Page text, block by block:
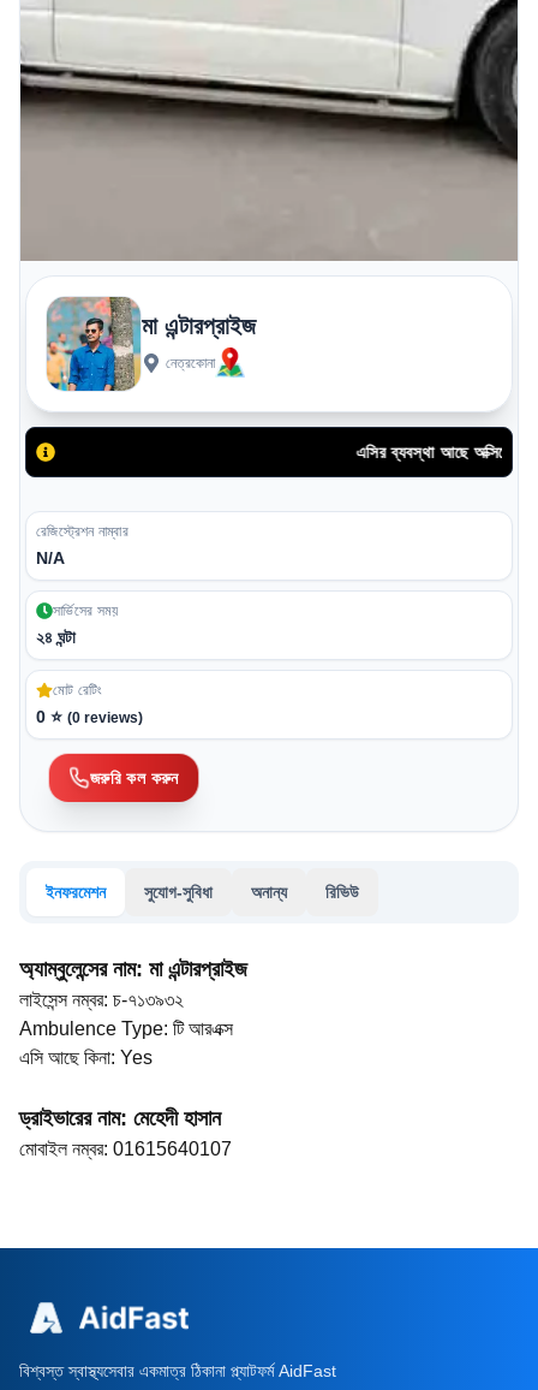
মা এন্টারপ্রাইজ
নেত্রকোনা
এসির ব্যবস্থা আছে অক্সিজেনের
রেজিস্ট্রেশন নাম্বার
N/A
সার্ভিসের সময়
২৪ ঘন্টা
মোট রেটিং
0 ⭐ (0 reviews)
জরুরি কল করুন
ইনফরমেশন সুযোগ-সুবিধা অনান্য রিভিউ
অ্যাম্বুলেন্সের নাম: মা এন্টারপ্রাইজ
লাইসেন্স নম্বর: চ-৭১৩৯৩২
Ambulence Type: টি আরএক্স
এসি আছে কিনা: Yes
ড্রাইভারের নাম: মেহেদী হাসান
মোবাইল নম্বর: 01615640107
বিশ্বস্ত স্বাস্থ্যসেবার একমাত্র ঠিকানা প্ল্যাটফর্ম AidFast